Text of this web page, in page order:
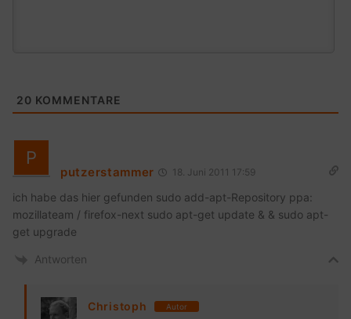
20 KOMMENTARE
putzerstammer 18. Juni 2011 17:59
ich habe das hier gefunden sudo add-apt-Repository ppa:
mozillateam / firefox-next sudo apt-get update & & sudo apt-
get upgrade
Antworten
Christoph Autor